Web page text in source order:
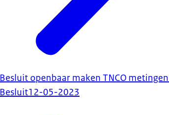
Besluit openbaar maken TNCO
Besluit12-05-2023